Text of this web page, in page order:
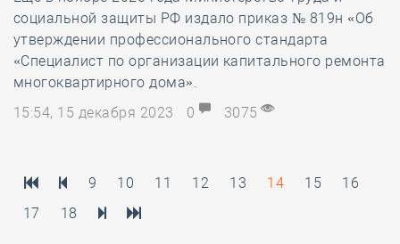
социальной защиты РФ издало приказ № 819н «Об
утверждении профессионального стандарта
«Специалист по организации капитального ремонта
многоквартирного дома».
15:54, 15 декабря 2023
0 3075
9 10 11 12 13 14 15
16
17
18